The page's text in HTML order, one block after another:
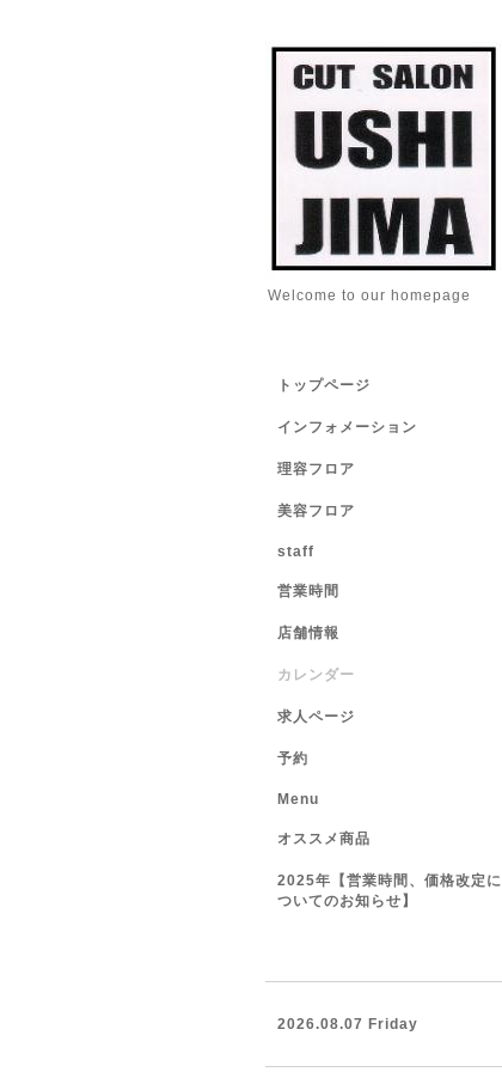
Welcome to our homepage
トップページ
インフォメーション
理容フロア
美容フロア
staff
営業時間
店舗情報
カレンダー
求人ページ
予約
Menu
オススメ商品
2025年【営業時間、価格改定に
ついてのお知らせ】
2026.08.07 Friday